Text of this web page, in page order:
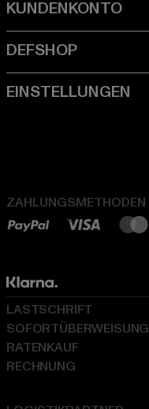
ZAHLUNGSMETHODEN
LASTSCHRIFT
SOFORTÜBERWEISUNG
RATENKAUF
RECHNUNG